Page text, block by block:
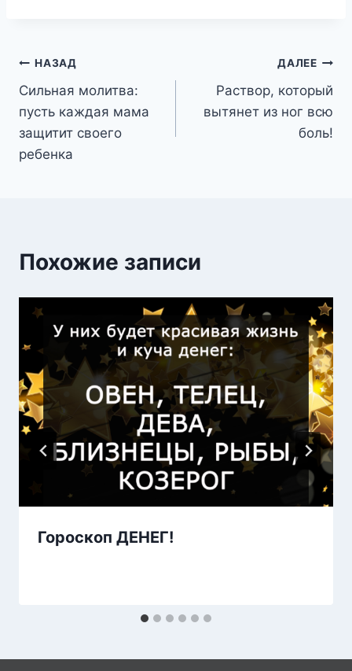
Навигация
по
записям
НАЗАД
Сильная молитва:
пусть каждая мама
защитит своего
ребенка
ДАЛЕЕ
Раствор, который
вытянет из ног всю
боль!
Похожие записи
Гороскоп ДЕНЕГ!